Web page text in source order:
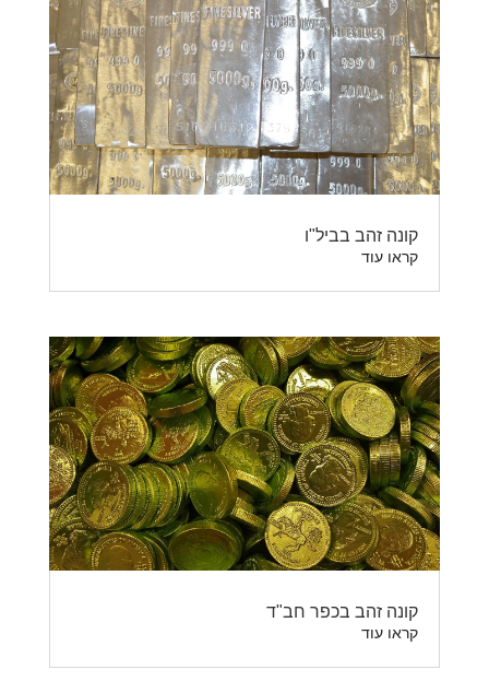
קונה זהב בביל"ו
קראו עוד
קונה זהב בכפר חב"ד
קראו עוד